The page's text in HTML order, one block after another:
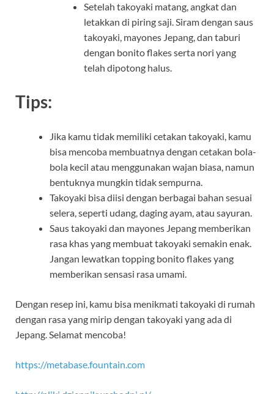
Setelah takoyaki matang, angkat dan
letakkan di piring saji. Siram dengan saus
takoyaki, mayones Jepang, dan taburi
dengan bonito flakes serta nori yang
telah dipotong halus.
Tips:
Jika kamu tidak memiliki cetakan takoyaki, kamu
bisa mencoba membuatnya dengan cetakan bola-
bola kecil atau menggunakan wajan biasa, namun
bentuknya mungkin tidak sempurna.
Takoyaki bisa diisi dengan berbagai bahan sesuai
selera, seperti udang, daging ayam, atau sayuran.
Saus takoyaki dan mayones Jepang memberikan
rasa khas yang membuat takoyaki semakin enak.
Jangan lewatkan topping bonito flakes yang
memberikan sensasi rasa umami.
Dengan resep ini, kamu bisa menikmati takoyaki di rumah
dengan rasa yang mirip dengan takoyaki yang ada di
Jepang. Selamat mencoba!
https://metabase.fountain.com